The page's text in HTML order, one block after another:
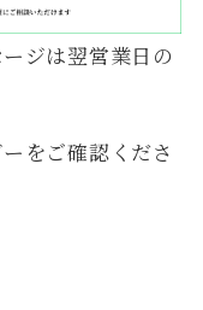
ジは翌営業日の
をご確認くださ